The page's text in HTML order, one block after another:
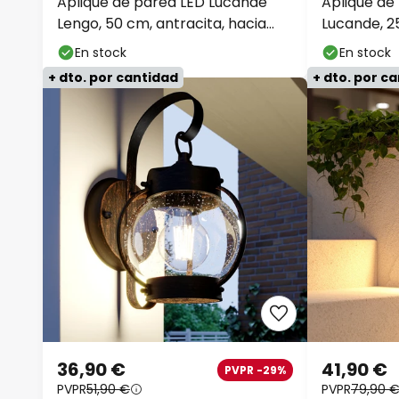
Lengo, 50 cm, antracita, hacia
abajo, 3000 K
En stock
Lucande,
haciaEn stock
+ dto. por cantidad
36,90 € PVPR -29%
PVPR51,90 €
+ dto. por
41,90 €
PVPR79,90 €